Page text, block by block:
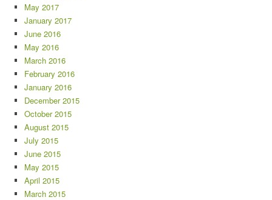
May 2017
January 2017
June 2016
May 2016
March 2016
February 2016
January 2016
December 2015
October 2015
August 2015
July 2015
June 2015
May 2015
April 2015
March 2015